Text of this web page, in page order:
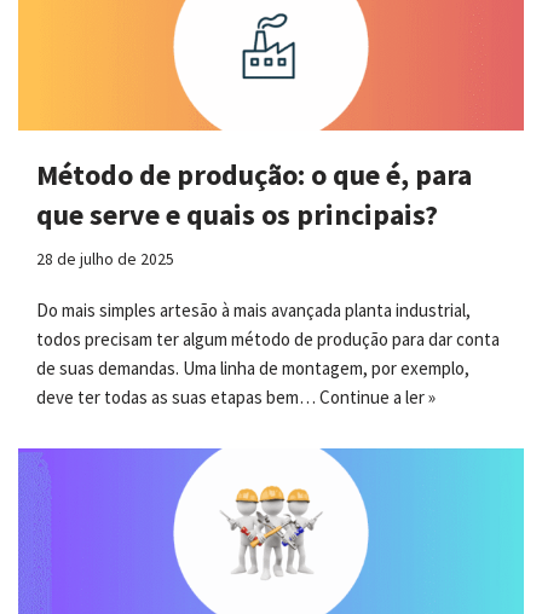
Método de produção: o que é, para
que serve e quais os principais?
28 de julho de 2025
Do mais simples artesão à mais avançada planta industrial,
todos precisam ter algum método de produção para dar conta
de suas demandas. Uma linha de montagem, por exemplo,
deve ter todas as suas etapas bem… Continue a ler »